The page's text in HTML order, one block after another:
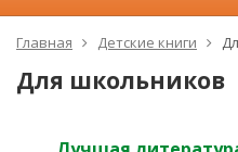
Главная Детские книги
Для школьников